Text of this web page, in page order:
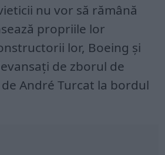
nu vor să rămână
propriile lor
lor, Boeing și
de zborul de
André Turcat la bordul